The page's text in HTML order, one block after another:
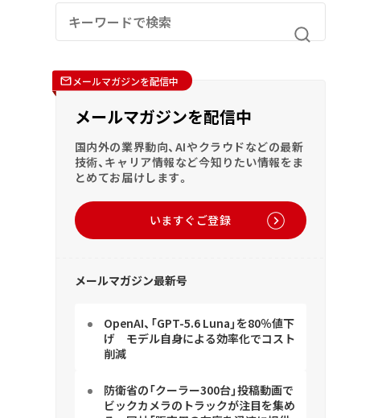
メールマガジンを配信中
メールマガジンを配信中
国内外の業界動向、AIやクラウドなどの最新
技術、キャリア情報など今知りたい情報をま
とめてお届けします。
いますぐご登録
メールマガジン最新号
OpenAI、「GPT-5.6 Luna」を80％値下
げ モデル自身による効率化でコスト
削減
防衛省の「クーラー300台」投稿動画で
ビックカメラのトラックが注目を集め